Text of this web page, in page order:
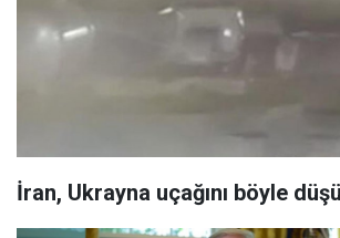
İran, Ukrayna uçağını böyle